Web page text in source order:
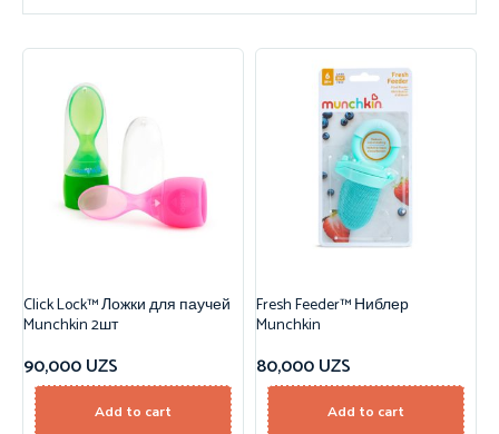
Click Lock™ Ложки для паучей
Munchkin 2шт
90,000UZS
Add to cart
Fresh Feeder™ Ниблер
Munchkin
80,000UZS
Add to cart